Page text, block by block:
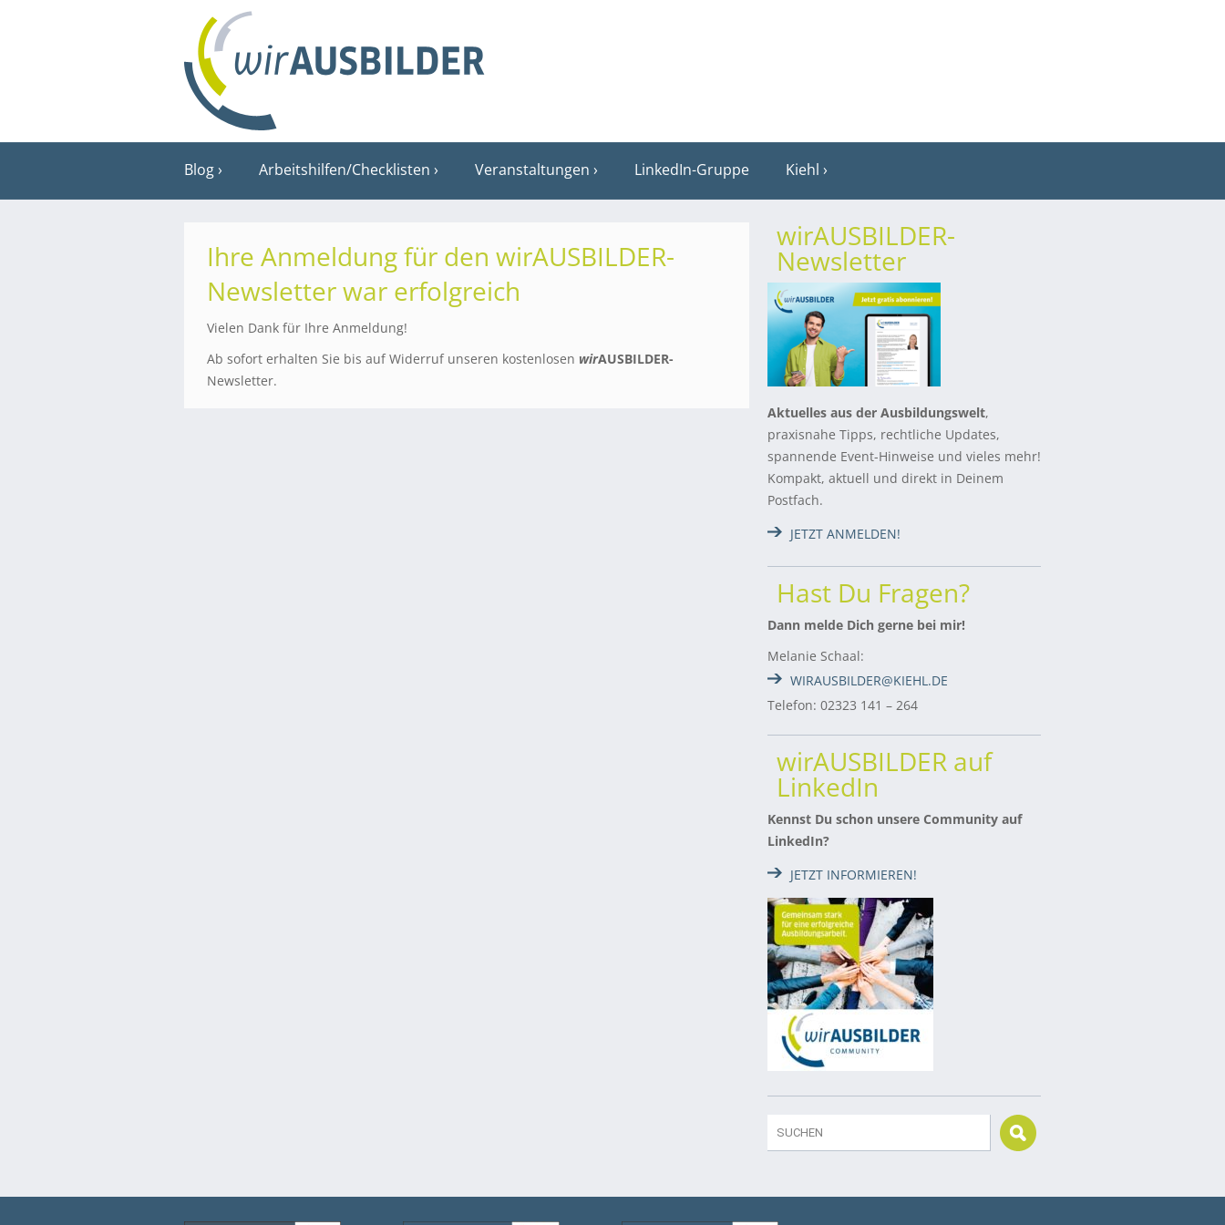
Blog Arbeitshilfen/Checklisten Veranstaltungen LinkedIn-Gruppe Kiehl
Ihre Anmeldung für den wirAUSBILDER-
Newsletter war erfolgreich
Vielen Dank für Ihre Anmeldung!
Ab sofort erhalten Sie bis auf Widerruf unseren kostenlosen wirAUSBILDER-
Newsletter.
wirAUSBILDER-
Newsletter
Aktuelles aus der Ausbildungswelt,
praxisnahe Tipps, rechtliche Updates,
spannende Event-Hinweise und vieles mehr!
Kompakt, aktuell und direkt in Deinem
Postfach.
JETZT ANMELDEN!
Hast Du Fragen?
Dann melde Dich gerne bei mir!
Melanie Schaal:
WIRAUSBILDER@KIEHL.DE
Telefon: 02323 141 – 264
wirAUSBILDER auf
LinkedIn
Kennst Du schon unsere Community auf
LinkedIn?
JETZT INFORMIEREN!